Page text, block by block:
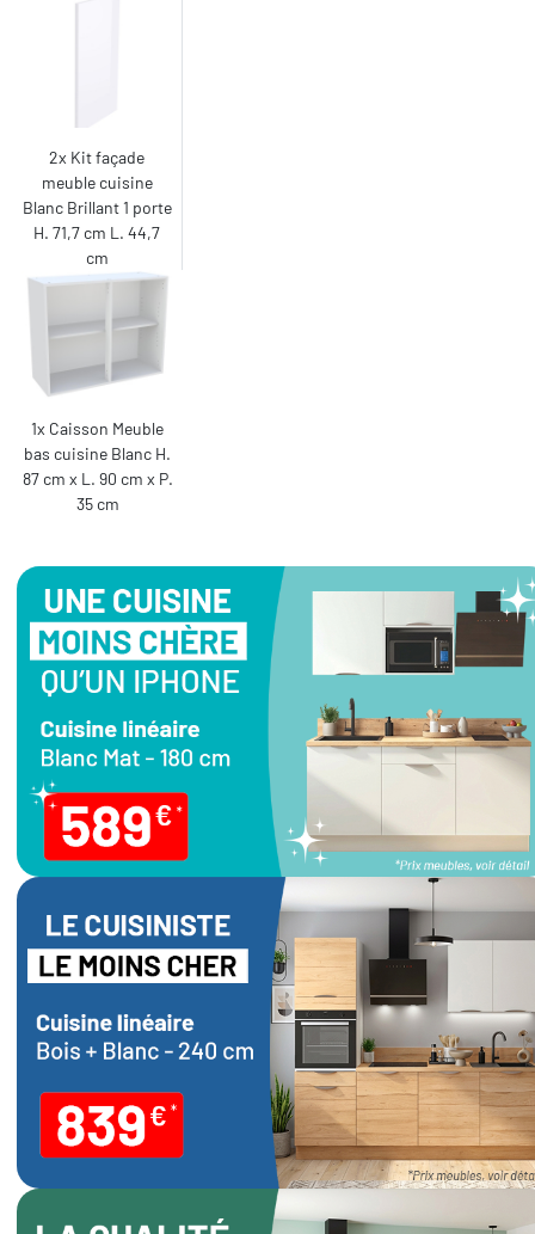
2x Kit façade
meuble cuisine
Blanc Brillant 1 porte
H. 71,7 cm L. 44,7
cm
1x Caisson Meuble
bas cuisine Blanc H.
87 cm x L. 90 cm x P.
35 cm